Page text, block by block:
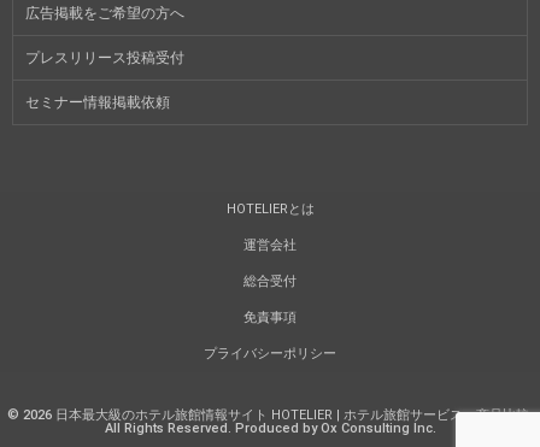
広告掲載をご希望の方へ
プレスリリース投稿受付
セミナー情報掲載依頼
HOTELIERとは
運営会社
総合受付
免責事項
プライバシーポリシー
© 2026 日本最大級のホテル旅館情報サイト HOTELIER | ホテル旅館サービス・商品比較.
All Rights Reserved. Produced by Ox Consulting Inc.